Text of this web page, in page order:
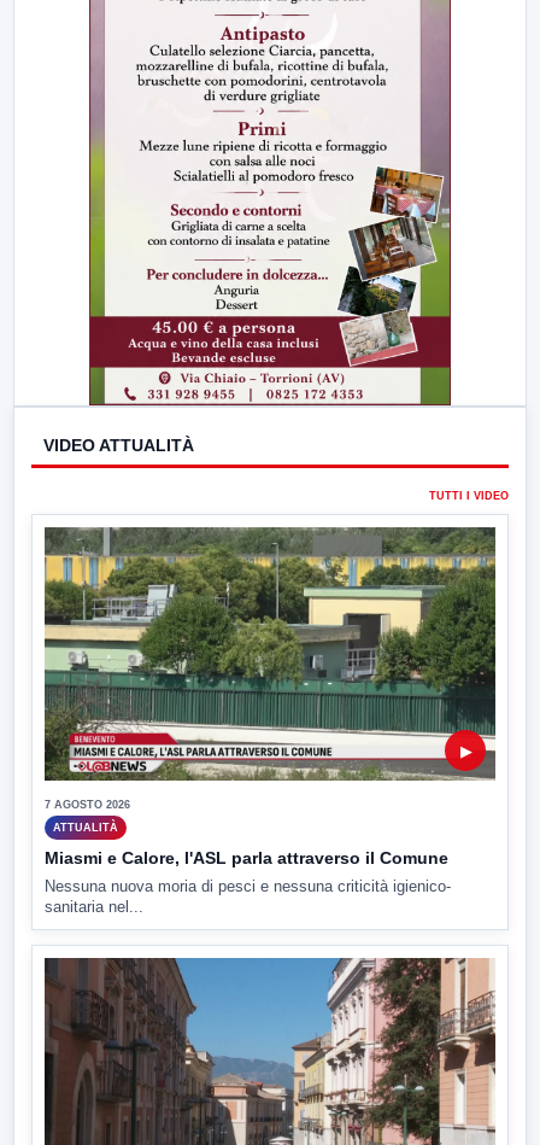
VIDEO ATTUALITÀ
TUTTI I VIDEO
▶
7 AGOSTO 2026
ATTUALITÀ
Miasmi e Calore, l'ASL parla attraverso il Comune
Nessuna nuova moria di pesci e nessuna criticità igienico-
sanitaria nel...